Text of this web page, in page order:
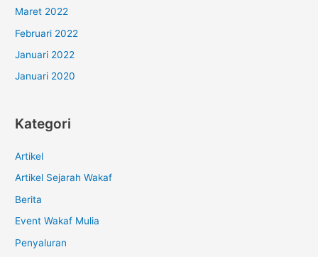
Maret 2022
Februari 2022
Januari 2022
Januari 2020
Kategori
Artikel
Artikel Sejarah Wakaf
Berita
Event Wakaf Mulia
Penyaluran